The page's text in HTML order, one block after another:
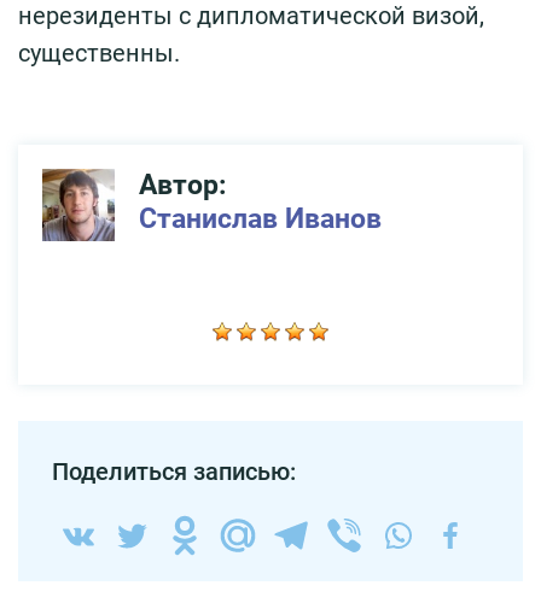
нерезиденты с дипломатической визой,
существенны.
Автор:
Станислав Иванов
Поделиться записью: